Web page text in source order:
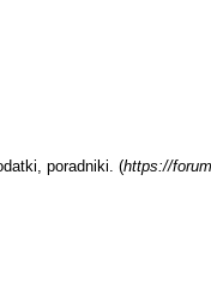
poradniki. (https://